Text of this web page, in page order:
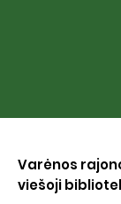
Varėnos
viešoji